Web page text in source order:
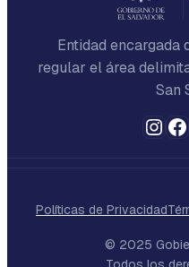
Entidad encargada
regular el área
San
© 2025
Políticas de Privacidad